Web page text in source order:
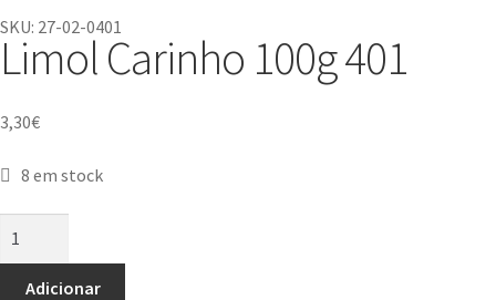
SKU: 27-02-0401
Limol Carinho 100g 401
3,30€
8 em stock
Adicionar